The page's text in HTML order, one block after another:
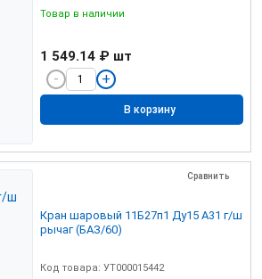
Товар в наличии
1 549.14 ₽ шт
В корзину
Сравнить
Кран шаровый 11Б27п1 Ду15 А31 г/ш
рычаг (БАЗ/60)
Код товара: УТ000015442